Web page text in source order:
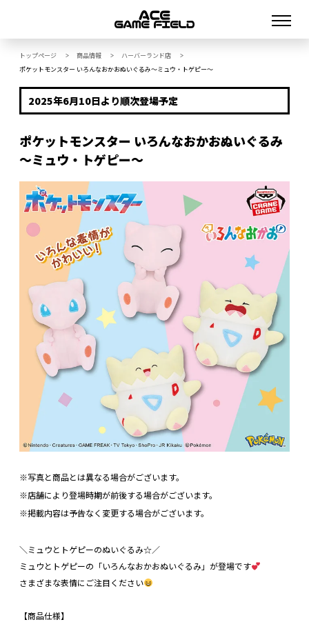
トップページ > 商品情報 > ハーバーランド店 >
ポケットモンスター いろんなおかおぬいぐるみ～ミュウ・トゲピー～
2025年6月10日より順次登場予定
ポケットモンスター いろんなおかおぬいぐるみ
～ミュウ・トゲピー～
※写真と商品とは異なる場合がございます。
※店舗により登場時期が前後する場合がございます。
※掲載内容は予告なく変更する場合がございます。
＼ミュウとトゲピーのぬいぐるみ☆／
ミュウとトゲピーの「いろんなおかおぬいぐるみ」が登場です
さまざまな表情にご注目ください
【商品仕様】